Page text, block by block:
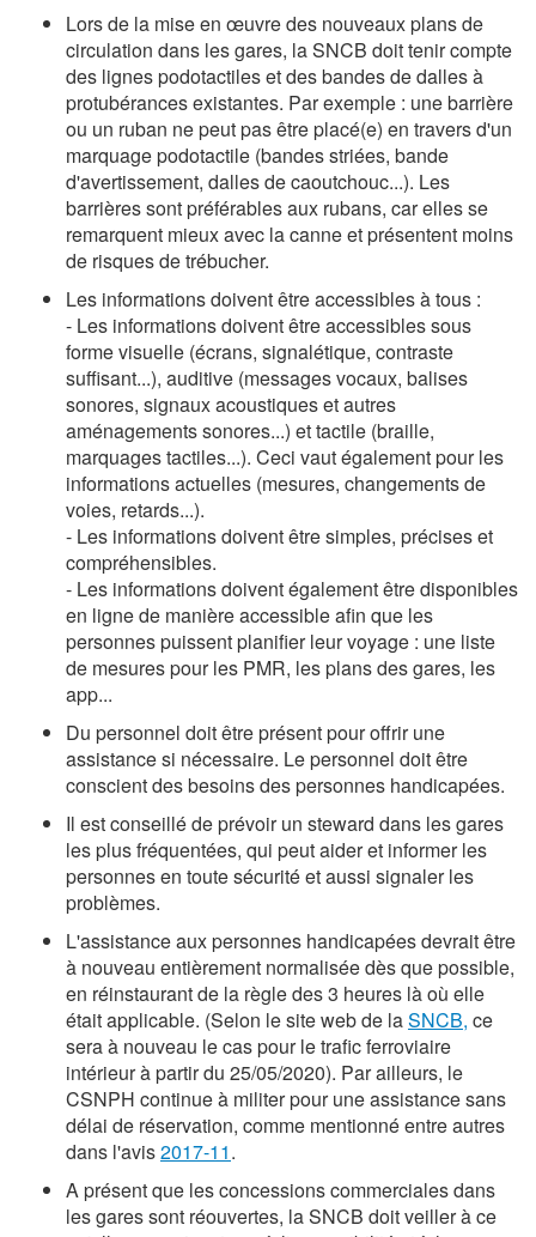
Lors de la mise en œuvre des nouveaux plans de
circulation dans les gares, la SNCB doit tenir compte
des lignes podotactiles et des bandes de dalles à
protubérances existantes. Par exemple : une barrière
ou un ruban ne peut pas être placé(e) en travers d'un
marquage podotactile (bandes striées, bande
d'avertissement, dalles de caoutchouc...). Les
barrières sont préférables aux rubans, car elles se
remarquent mieux avec la canne et présentent moins
de risques de trébucher.
Les informations doivent être accessibles à tous :
- Les informations doivent être accessibles sous
forme visuelle (écrans, signalétique, contraste
suffisant...), auditive (messages vocaux, balises
sonores, signaux acoustiques et autres
aménagements sonores...) et tactile (braille,
marquages tactiles...). Ceci vaut également pour les
informations actuelles (mesures, changements de
voies, retards...).
- Les informations doivent être simples, précises et
compréhensibles.
- Les informations doivent également être disponibles
en ligne de manière accessible afin que les
personnes puissent planifier leur voyage : une liste
de mesures pour les PMR, les plans des gares, les
app...
Du personnel doit être présent pour offrir une
assistance si nécessaire. Le personnel doit être
conscient des besoins des personnes handicapées.
Il est conseillé de prévoir un steward dans les gares
les plus fréquentées, qui peut aider et informer les
personnes en toute sécurité et aussi signaler les
problèmes.
L'assistance aux personnes handicapées devrait être
à nouveau entièrement normalisée dès que possible,
en réinstaurant de la règle des 3 heures là où elle
était applicable. (Selon le site web de laSNCB, ce
sera à nouveau le cas pour le trafic ferroviaire
intérieur à partir du 25/05/2020). Par ailleurs, le
CSNPH continue à militer pour une assistance sans
délai de réservation, comme mentionné entre autres
dans l'avis2017-11.
A présent que les concessions commerciales dans
les gares sont réouvertes, la SNCB doit veiller à ce